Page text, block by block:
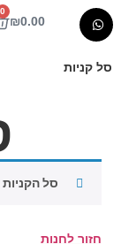
₪0.00
0
סל קניות
סל
חזור לחנות